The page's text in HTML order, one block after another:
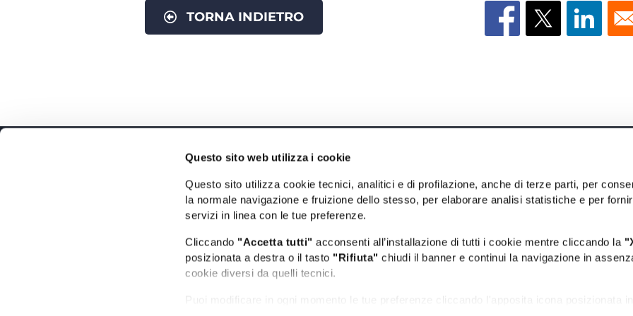
Questo sito web utilizza i cookie
Questo sito utilizza cookie tecnici, analitici e di profilazione, anche di terze parti, per
la normale navigazione e fruizione dello stesso, per elaborare analisi statistiche e per
servizi in linea con le tue preferenze.
Cliccando "Accetta tutti" acconsenti all’installazione di tutti i cookie mentre cliccando la
posizionata a destra o il tasto "Rifiuta" chiudi il banner e continui la navigazione in
cookie diversi da quelli tecnici.
Puoi modificare in ogni momento le tue preferenze cliccando l'apposita icona posizionata in
TORNA INDIETRO
Il Portale Turistico Ufficiale
Info utili
Dichiarazione di accessibilità